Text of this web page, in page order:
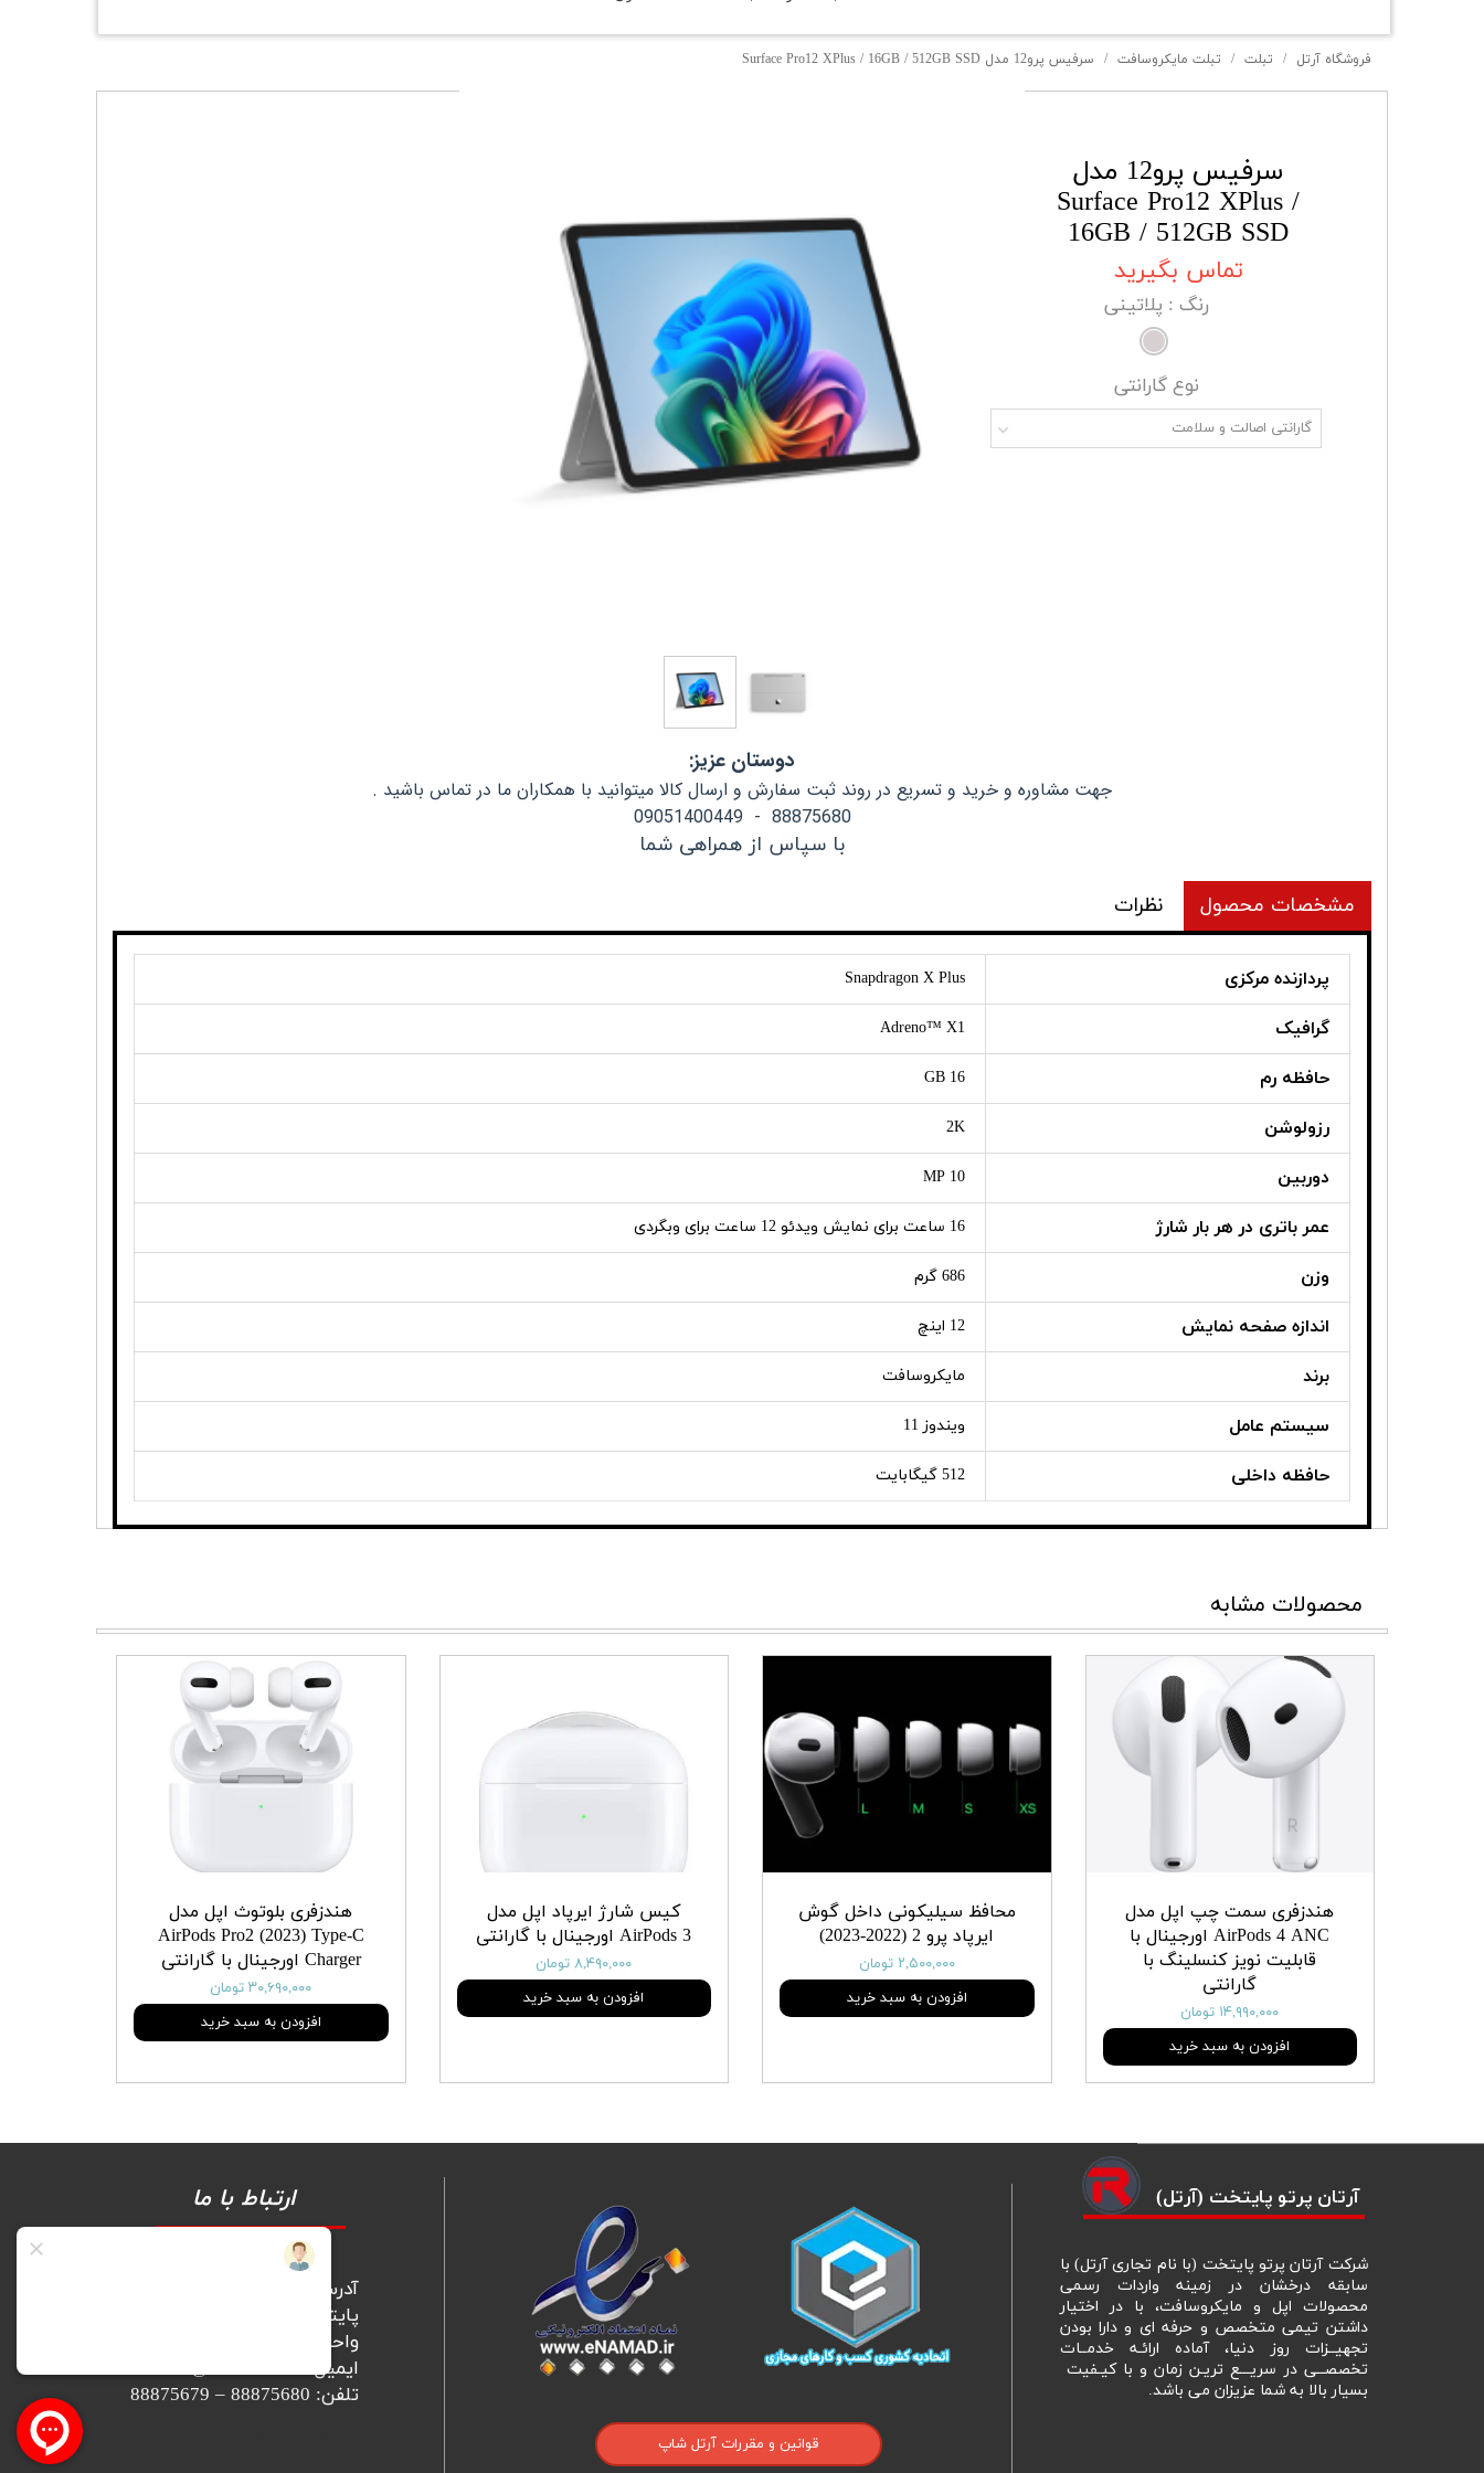
فروشگاه آرتل تبلت تبلت مایکروسافت سرفیس پرو12 مدل Surface Pro12 XPlus / 16GB / 512GB SSD
سرفیس پرو12 مدل
Surface Pro12 XPlus /
16GB / 512GB SSD
تماس بگیرید
رنگ : پلاتینی
نوع گارانتی
گارانتی اصالت و سلامت
دوستان عزیز:
جهت مشاوره و خرید و تسریع در روند ثبت سفارش و ارسال کالا میتوانید با همکاران ما در تماس باشید .
88875680 - 09051400449
با سپاس از همراهی شما
مشخصات محصول نظرات
پردازنده مرکزی Snapdragon X Plus
گرافیک Adreno™ X1
حافظه رم 16 GB
رزولوشن 2K
دوربین 10 MP
عمر باتری در هر بار شارژ 16 ساعت برای نمایش ویدئو 12 ساعت برای وبگردی
وزن 686 گرم
اندازه صفحه نمایش 12 اینچ
برند مایکروسافت
سیستم عامل ویندوز 11
حافظه داخلی 512 گیگابایت
محصولات مشابه
هندزفری سمت چپ اپل مدل
AirPods 4 ANC اورجینال با
قابلیت نویز کنسلینگ با
گارانتی
۱۴,۹۹۰,۰۰۰ تومان
افزودن به سبد خرید
محافظ سیلیکونی داخل گوش
ایرپاد پرو 2 (2022-2023)
۲,۵۰۰,۰۰۰ تومان
افزودن به سبد خرید
کیس شارژ ایرپاد اپل مدل
AirPods 3 اورجینال با گارانتی
۸,۴۹۰,۰۰۰ تومان
افزودن به سبد خرید
هندزفری بلوتوث اپل مدل
AirPods Pro2 (2023) Type-C
Charger اورجینال با گارانتی
۳۰,۶۹۰,۰۰۰ تومان
افزودن به سبد خرید
ارتباط با ما
آدرس: تهران، میرداماد، مجتمع
واحد 902
ایمیل: info@Rtel-co.com
تلفن: 88875680 – 88875679
قوانین و مقررات آرتل شاپ
​آرتان پرتو پایتخت (آرتل)
شرکت آرتان پرتو پایتخت (با نام تجاری آرتل) با
سابقه درخشان در زمینه واردات رسمی
محصولات اپل و مایکروسافت، با در اختیار
داشتن تیمی متخصص و حرفه ای و دارا بودن
تجهیــزات روز دنیا، آماده ارائـه خدمــات
تخصصــی در سریـــع تریـن زمان و با کیـفیت
بسیار بالا به شما عزیزان می باشد.